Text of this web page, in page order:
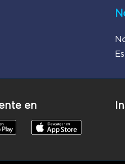
en